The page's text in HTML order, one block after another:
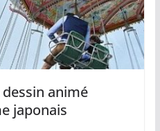
animé
japonais